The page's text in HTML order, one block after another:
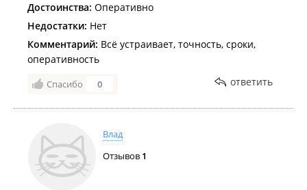
Достоинства: Оперативно
Недостатки: Нет
Комментарий: Всё устраивает, точность, сроки,
оперативность
Спасибо 0 ответить
Влад
Отзывов 1